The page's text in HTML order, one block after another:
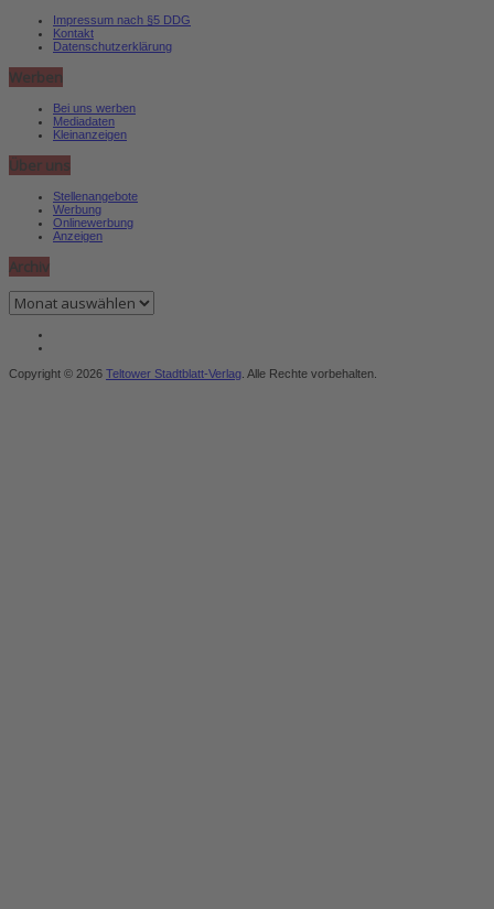
Impressum nach §5 DDG
Kontakt
Datenschutzerklärung
Werben
Bei uns werben
Mediadaten
Kleinanzeigen
Über uns
Stellenangebote
Werbung
Onlinewerbung
Anzeigen
Archiv
Archiv
Copyright © 2026 Teltower Stadtblatt-Verlag . Alle Rechte vorbehalten.